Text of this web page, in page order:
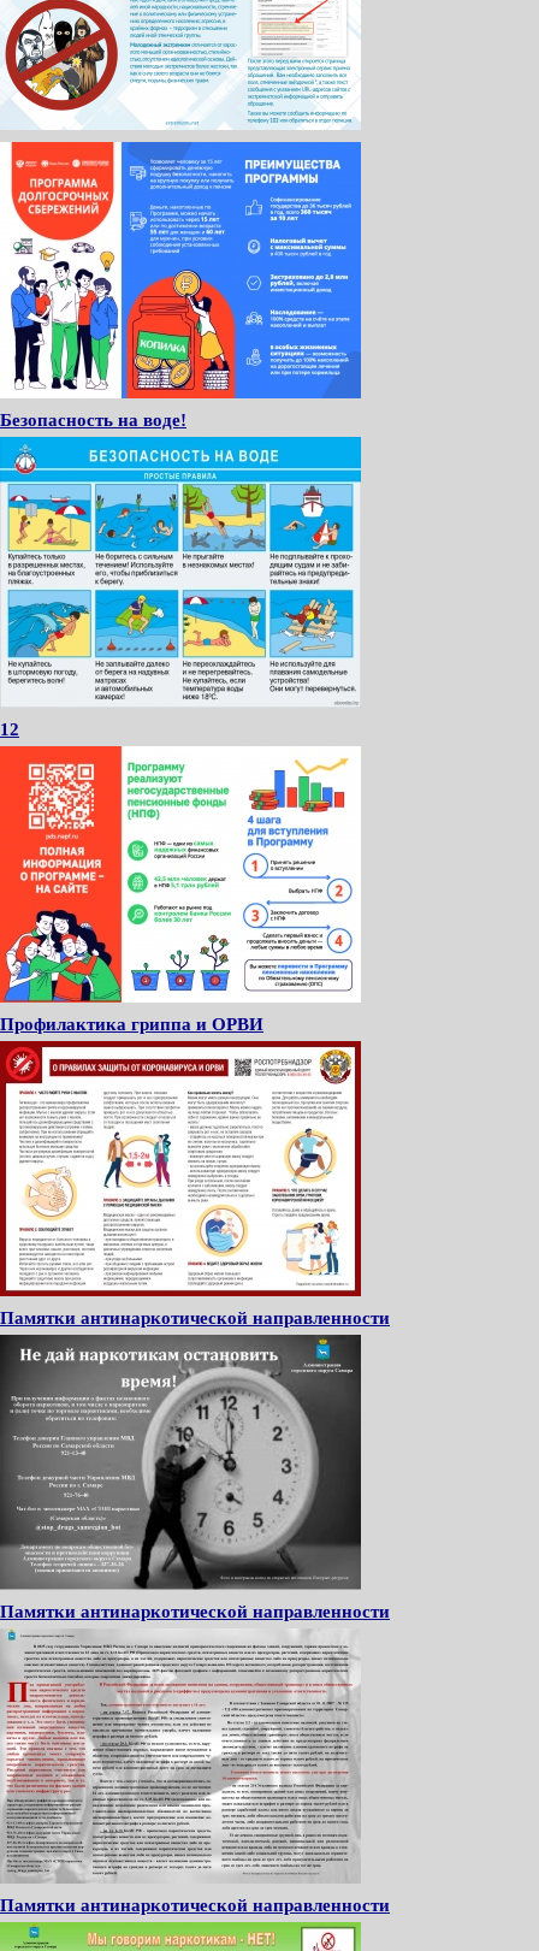
Безопасность на воде!
12
Профилактика гриппа и ОРВИ
Памятки антинаркотической направленности
Памятки антинаркотической направленности
Памятки антинаркотической направленности